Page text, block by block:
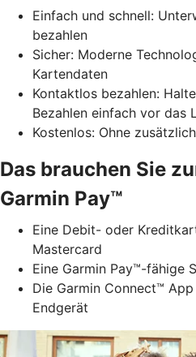
Einfach und schnell:
bezahlen
Sicher: Moderne
Kartendaten
Kontaktlos bezahlen:
Bezahlen einfach vor das
Kostenlos: Ohne
Das brauchen Sie
Garmin Pay™
Eine Debit- oder
Mastercard
Eine Garmin Pay™-fähige
Die Garmin Connect™
Endgerät